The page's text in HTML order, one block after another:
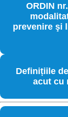
ORDIN
prevenire şi
Definițiile
acut cu